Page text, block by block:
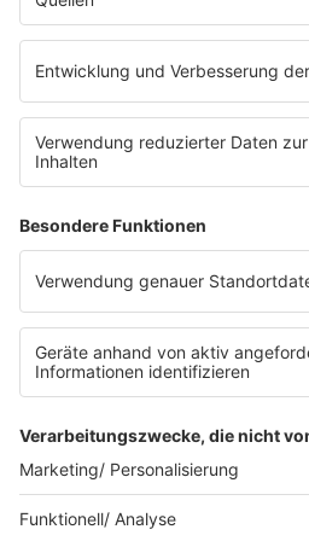
eröffnet. Direkt an der
E-Bikes über eine
Impressum
Datenschutzerklärung